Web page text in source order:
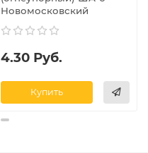
Новомосковский
4.30 Руб.
Купить